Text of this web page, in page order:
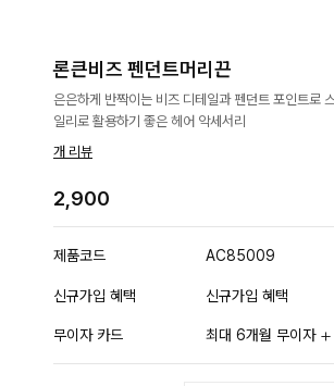
론큰비즈 펜던트머리끈
은은하게 반짝이는 비즈 디테일과 펜던트 포인트로
일리로 활용하기 좋은 헤어 악세서리
개 리뷰
2,900
제품코드 AC85009
신규가입 혜택 신규가입 혜택
무이자 카드 최대 6개월 무이자